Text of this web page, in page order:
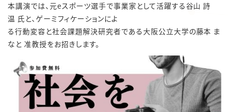
本講演では、元eスポーツ選手で事業家として活躍する谷山 詩
温 氏と、ゲーミフィケーションによ
る行動変容と社会課題解決研究者である大阪公立大学の藤本 ま
なと 准教授をお招きします。